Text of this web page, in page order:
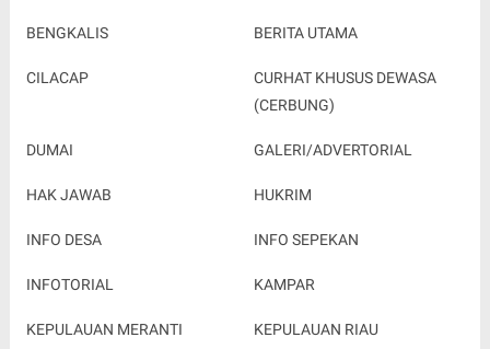
BENGKALIS BERITA UTAMA
CILACAP
CURHAT KHUSUS DEWASA
(CERBUNG)
DUMAI GALERI/ADVERTORIAL
HAK JAWAB HUKRIM
INFO DESA INFO SEPEKAN
INFOTORIAL KAMPAR
KEPULAUAN MERANTI KEPULAUAN RIAU